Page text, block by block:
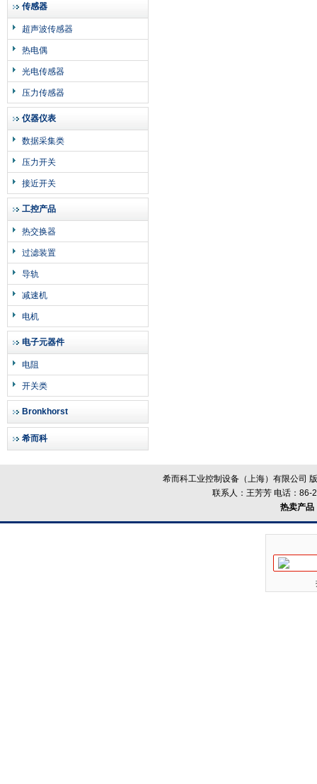
传感器
超声波传感器
热电偶
光电传感器
压力传感器
仪器仪表
数据采集类
压力开关
接近开关
工控产品
热交换器
过滤装置
导轨
减速机
电机
电子元器件
电阻
开关类
Bronkhorst
希而科
希而科工业控制设备（上海）有限公司
联系人：王芳芳 电话：
热卖产品